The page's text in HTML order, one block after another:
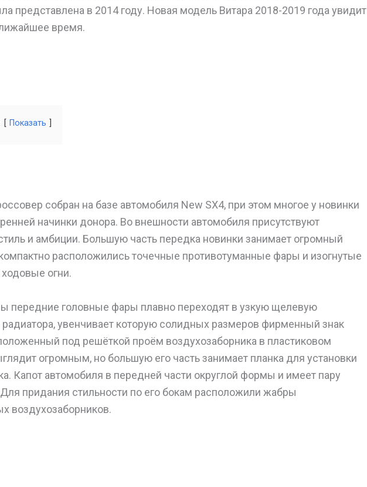
представлена в 2014 году. Новая модель Витара 2018-2019 года увидит
время.
Показать
собран на базе автомобиля New SX4, при этом многое у новинки
начинки донора. Во внешности автомобиля присутствуют
и амбиции. Большую часть передка новинки занимает огромный
расположились точечные противотуманные фары и изогнутые
огни.
передние головные фары плавно переходят в узкую щелевую
увенчивает которую солидных размеров фирменный знак
под решёткой проём воздухозаборника в пластиковом
огромным, но большую его часть занимает планка для установки
Капот автомобиля в передней части округлой формы и имеет пару
придания стильности по его бокам расположили жабры
воздухозаборников.